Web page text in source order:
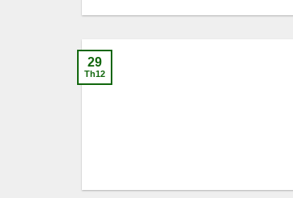
29
Th12